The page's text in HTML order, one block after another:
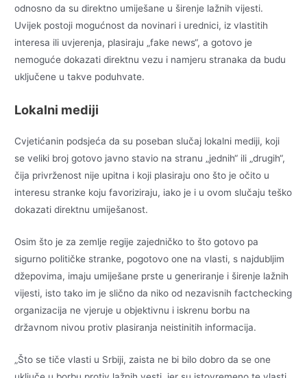
odnosno da su direktno umiješane u širenje lažnih vijesti.
Uvijek postoji mogućnost da novinari i urednici, iz vlastitih
interesa ili uvjerenja, plasiraju „fake news“, a gotovo je
nemoguće dokazati direktnu vezu i namjeru stranaka da budu
uključene u takve poduhvate.
Lokalni mediji
Cvjetićanin podsjeća da su poseban slučaj lokalni mediji, koji
se veliki broj gotovo javno stavio na stranu „jednih“ ili „drugih“,
čija privrženost nije upitna i koji plasiraju ono što je očito u
interesu stranke koju favoriziraju, iako je i u ovom slučaju teško
dokazati direktnu umiješanost.
Osim što je za zemlje regije zajedničko to što gotovo pa
sigurno političke stranke, pogotovo one na vlasti, s najdubljim
džepovima, imaju umiješane prste u generiranje i širenje lažnih
vijesti, isto tako im je slično da niko od nezavisnih factchecking
organizacija ne vjeruje u objektivnu i iskrenu borbu na
državnom nivou protiv plasiranja neistinitih informacija.
„Što se tiče vlasti u Srbiji, zaista ne bi bilo dobro da se one